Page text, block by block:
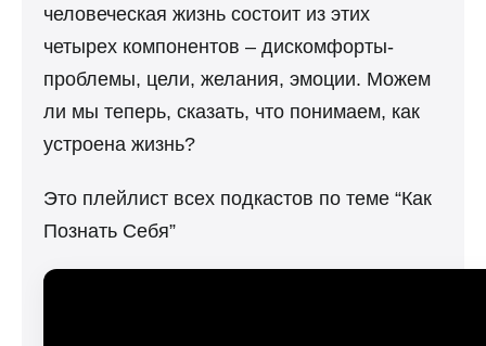
человеческая жизнь состоит из этих
четырех компонентов – дискомфорты-
проблемы, цели, желания, эмоции. Можем
ли мы теперь, сказать, что понимаем, как
устроена жизнь?
Это плейлист всех подкастов по теме “Как
Познать Себя”